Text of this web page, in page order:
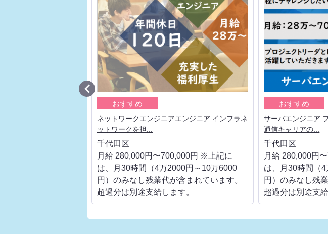
おすすめ
ネットワークエンジニアエンジニア インフラネ
ットワークを担...
千代田区
月給 280,000円〜700,000円 ※上記に
は、月30時間（4万2000円～10万6000
円）のみなし残業代が含まれています。
超過分は別途支給します。
おすすめ
サーバエンジニア
通信キャリアの...
千代田区
月給 280,000円
は、月30時間（
円）のみなし残
超過分は別途支給
